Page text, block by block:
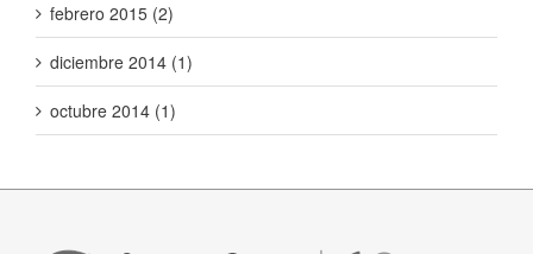
febrero 2015 (2)
diciembre 2014 (1)
octubre 2014 (1)